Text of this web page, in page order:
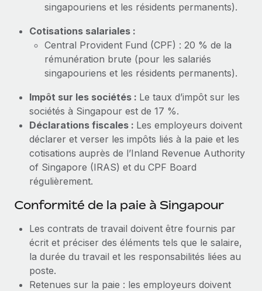
singapouriens et les résidents permanents).
Cotisations salariales :
Central Provident Fund (CPF) : 20 % de la
rémunération brute (pour les salariés
singapouriens et les résidents permanents).
Impôt sur les sociétés : Le taux d’impôt sur les
sociétés à Singapour est de 17 %.
Déclarations fiscales : Les employeurs doivent
déclarer et verser les impôts liés à la paie et les
cotisations auprès de l’Inland Revenue Authority
of Singapore (IRAS) et du CPF Board
régulièrement.
Conformité de la paie à Singapour
Les contrats de travail doivent être fournis par
écrit et préciser des éléments tels que le salaire,
la durée du travail et les responsabilités liées au
poste.
Retenues sur la paie : les employeurs doivent